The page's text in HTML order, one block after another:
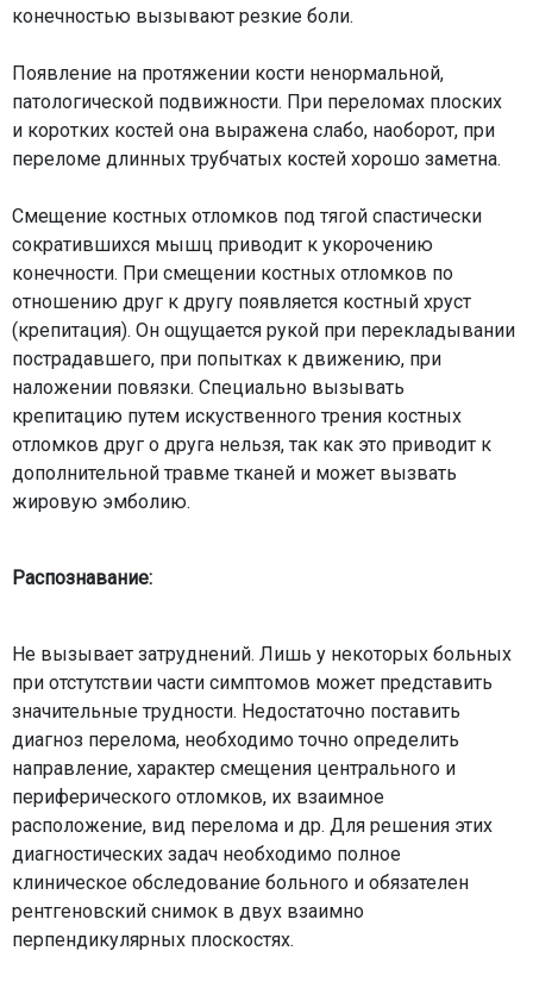
конечностью вызывают резкие боли.
Появление на протяжении кости ненормальной,
патологической подвижности. При переломах плоских
и коротких костей она выражена слабо, наоборот, при
переломе длинных трубчатых костей хорошо заметна.
Смещение костных отломков под тягой спастически
сократившихся мышц приводит к укорочению
конечности. При смещении костных отломков по
отношению друг к другу появляется костный хруст
(крепитация). Он ощущается рукой при перекладывании
пострадавшего, при попытках к движению, при
наложении повязки. Специально вызывать
крепитацию путем искуственного трения костных
отломков друг о друга нельзя, так как это приводит к
дополнительной травме тканей и может вызвать
жировую эмболию.
Распознавание:
Не вызывает затруднений. Лишь у некоторых больных
при отстутствии части симптомов может представить
значительные трудности. Недостаточно поставить
диагноз перелома, необходимо точно определить
направление, характер смещения центрального и
периферического отломков, их взаимное
расположение, вид перелома и др. Для решения этих
диагностических задач необходимо полное
клиническое обследование больного и обязателен
рентгеновский снимок в двух взаимно
перпендикулярных плоскостях.